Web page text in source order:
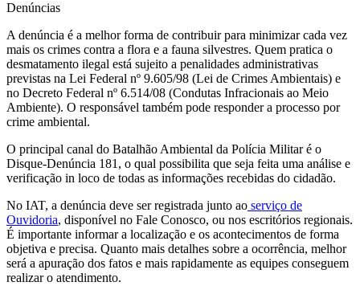
Denúncias
A denúncia é a melhor forma de contribuir para minimizar cada vez
mais os crimes contra a flora e a fauna silvestres. Quem pratica o
desmatamento ilegal está sujeito a penalidades administrativas
previstas na Lei Federal nº 9.605/98 (Lei de Crimes Ambientais) e
no Decreto Federal nº 6.514/08 (Condutas Infracionais ao Meio
Ambiente). O responsável também pode responder a processo por
crime ambiental.
O principal canal do Batalhão Ambiental da Polícia Militar é o
Disque-Denúncia 181, o qual possibilita que seja feita uma análise e
verificação in loco de todas as informações recebidas do cidadão.
No IAT, a denúncia deve ser registrada junto ao serviço de
Ouvidoria, disponível no Fale Conosco, ou nos escritórios regionais.
É importante informar a localização e os acontecimentos de forma
objetiva e precisa. Quanto mais detalhes sobre a ocorrência, melhor
será a apuração dos fatos e mais rapidamente as equipes conseguem
realizar o atendimento.